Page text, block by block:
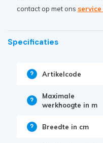
contact op met ons
Specificaties
Artikelcode
Maximale
werkhoogte in m
Breedte in cm